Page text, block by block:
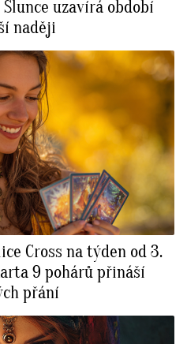
Slunce uzavírá období
naději
Cross na týden od 3.
9 pohárů přináší
přání